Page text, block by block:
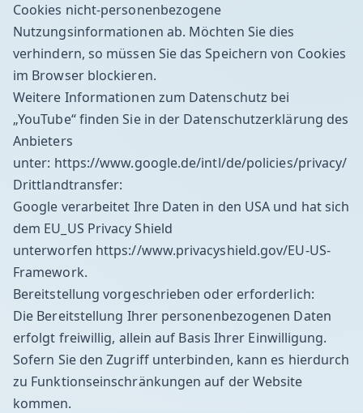
Cookies nicht-personenbezogene
Nutzungsinformationen ab. Möchten Sie dies
verhindern, so müssen Sie das Speichern von Cookies
im Browser blockieren.
Weitere Informationen zum Datenschutz bei
„YouTube“ finden Sie in der Datenschutzerklärung des
Anbieters
unter: https://www.google.de/intl/de/policies/privacy/
Drittlandtransfer:
Google verarbeitet Ihre Daten in den USA und hat sich
dem EU_US Privacy Shield
unterworfen https://www.privacyshield.gov/EU-US-
Framework.
Bereitstellung vorgeschrieben oder erforderlich:
Die Bereitstellung Ihrer personenbezogenen Daten
erfolgt freiwillig, allein auf Basis Ihrer Einwilligung.
Sofern Sie den Zugriff unterbinden, kann es hierdurch
zu Funktionseinschränkungen auf der Website
kommen.